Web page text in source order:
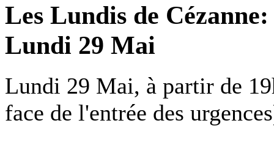
Les Lundis de
Lundi 29 Mai
Lundi 29 Mai, à partir de
face de l'entrée des